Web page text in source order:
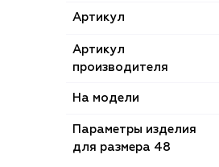
Артикул
Артикул
производителя
На модели
Параметры изделия
для размера 48